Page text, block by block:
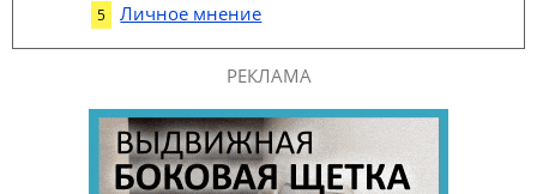
Личное мнение
РЕКЛАМА